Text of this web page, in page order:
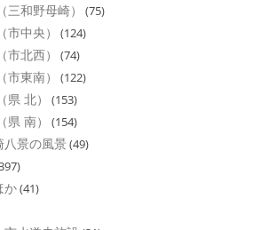
和野母崎） (75)
中央） (124)
北西） (74)
東南） (122)
北） (153)
南） (154)
景の風景 (49)
か(41)